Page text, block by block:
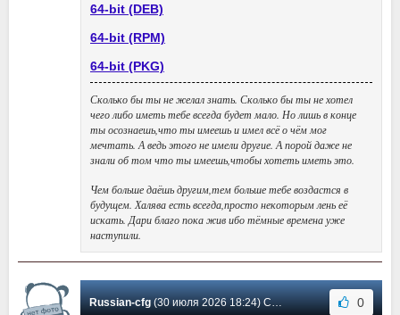
64-bit (DEB)
64-bit (RPM)
64-bit (PKG)
Сколько бы ты не желал знать. Сколько бы ты не хотел
чего либо иметь тебе всегда будет мало. Но лишь в конце
ты осознаешь,что ты имеешь и имел всё о чём мог
мечтать. А ведь этого не имели другие. А порой даже не
знали об том что ты имеешь,чтобы хотеть иметь это.
Чем больше даёшь другим,тем больше тебе воздастся в
будущем. Халява есть всегда,просто некоторым лень её
искать. Дари благо пока жив ибо тёмные времена уже
наступили.
Russian-cfg(30 июля 2026 18:24) Сообщение #3688 0